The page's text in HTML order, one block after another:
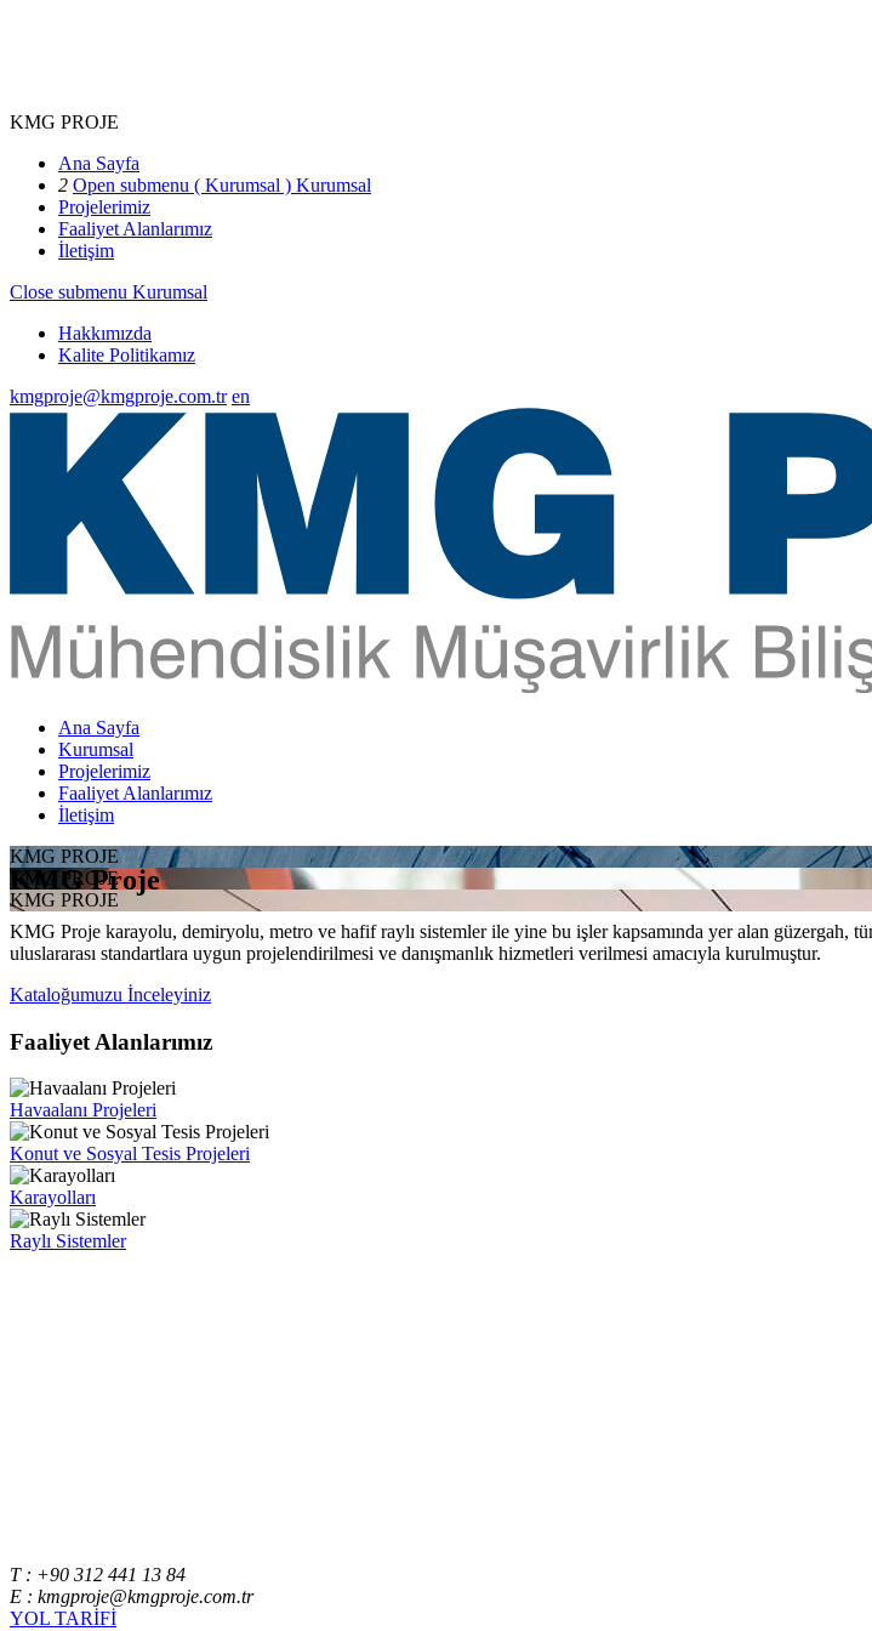
KMG PROJE
Ana Sayfa
2 Open submenu ( Kurumsal ) Kurumsal
Projelerimiz
Faaliyet Alanlarımız
İletişim
Close submenu Kurumsal
Hakkımızda
Kalite Politikamız
kmgproje@kmgproje.com.tr en
Ana Sayfa
Kurumsal
Projelerimiz
Faaliyet Alanlarımız
İletişim
KMG PROJE
KMG PROJE
KMG PROJE
KMG Proje
KMG Proje karayolu, demiryolu, metro ve hafif raylı sistemler ile yine bu işler kapsamında yer alan güzergah,
uluslararası standartlara uygun projelendirilmesi ve danışmanlık hizmetleri verilmesi amacıyla kurulmuştur.
Kataloğumuzu İnceleyiniz
Faaliyet Alanlarımız
Havaalanı Projeleri
Konut ve Sosyal Tesis Projeleri
Karayolları
Raylı Sistemler
T : +90 312 441 13 84
E : kmgproje@kmgproje.com.tr
YOL TARİFİ